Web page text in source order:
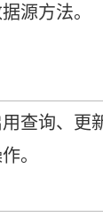
源方法。
查询、更
。